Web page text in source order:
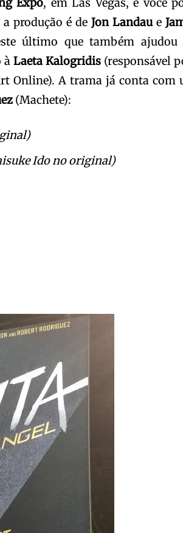
produção é deJon Landaue
último que também ajudou
àLaeta Kalogridis (responsável
Online). A trama já conta com
(Machete):
Ido no original)